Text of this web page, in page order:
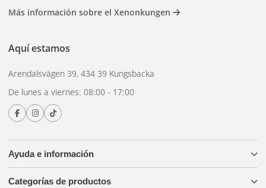
Ayuda e información
Categorías de productos
Más información sobre el Xenonkungen
Aquí estamos
Arendalsvägen 39, 434 39 Kungsbacka
De lunes a viernes: 08:00 - 17:00